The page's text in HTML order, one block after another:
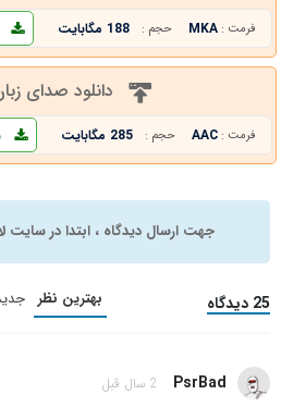
فرمت : MKA حجم : 188 مگابایت
دانلود صدای
فرمت : AAC حجم : 285 مگابایت
جهت ارسال دیدگاه ، ابتدا در سایت
25 دیدگاه بهترین نظر
PsrBad 2 سال قبل